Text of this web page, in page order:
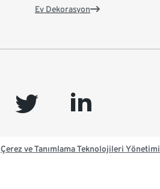
Ev Dekorasyon
twitter linkedin
Çerez ve Tanımlama Teknolojileri Yönetimi